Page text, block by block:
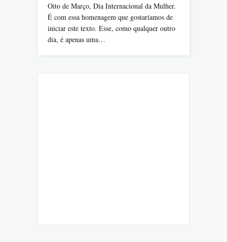
Oito de Março, Dia Internacional da Mulher.
É com essa homenagem que gostaríamos de
iniciar este texto. Esse, como qualquer outro
dia, é apenas uma…